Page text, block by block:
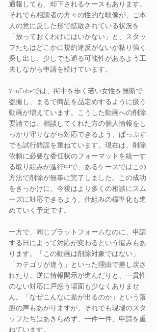
通報しても、却下されるケースもあります。
それでも相談者の方々の性的な映像が、ご本
人の意に反した形で拡散されている状況を
「放っておくわけにはいかない」と、スタッ
フたちはどこかに規約違反がないか粘り強く
探し出し、少しでも通る可能性があるよう工
夫しながら申請を続けています。
YouTubeでは、街中を歩く若い女性を無断で
盗撮し、まるで商品を品定めするように扱う
動画が増えています。こうした動画への削除
要請では、相談してくれた方の個人情報をし
っかり守りながら対応できるよう、ぱっぷす
でも試行錯誤を重ねています。現在は、削除
依頼に必要な委任状のフォーマットを統一す
る取り組みが進行中で、あるケースではこの
方法で削除が無事に完了しました。この成功
をきっかけに、今後はより多くの相談にスム
ーズに対応できるよう、仕組みの標準化も進
めていく予定です。
一方で、同じプラットフォームなのに、申請
する日によって対応が変わるという悩みもあ
ります。「この動画は削除対象ではない」
「カテゴリが違う」といった理由で差し戻さ
れたり、逆に情報開示が進んだりと、一貫性
のない対応に戸惑う場面も少なくありませ
ん。「なぜこんなに差が出るのか」という落
胆の声もあがりますが、それでも現場のスタ
ッフたちはあきらめず、一件一件、申請を重
ねています。